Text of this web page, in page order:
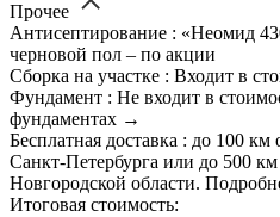
Прочее
Антисептирование : «Неомид
черновой пол – по акции
Сборка на участке : Входит в
Фундамент : Не входит в
фундаментах →
Бесплатная доставка : до 100
Санкт-Петербурга или до 500
Новгородской области.
Итоговая стоимость: